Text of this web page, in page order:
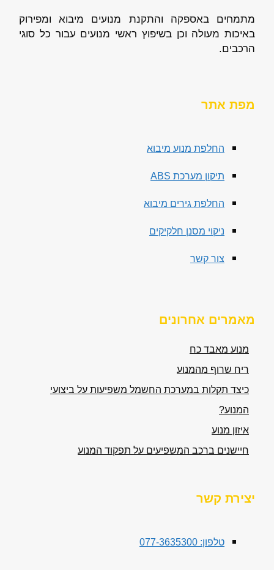
מתמחים באספקה והתקנת מנועים מיבוא ומפירוק
באיכות מעולה וכן בשיפוץ ראשי מנועים עבור כל סוגי
הרכבים.
מפת אתר
החלפת מנוע מיבוא
תיקון מערכת ABS
החלפת גירים מיבוא
ניקוי מסנן חלקיקים
צור קשר
מאמרים אחרונים
מנוע מאבד כח
ריח שרוף מהמנוע
כיצד תקלות במערכת החשמל משפיעות על ביצועי
המנוע?
איזון מנוע
חיישנים ברכב המשפיעים על תפקוד המנוע
יצירת קשר
טלפון: 077-3635300